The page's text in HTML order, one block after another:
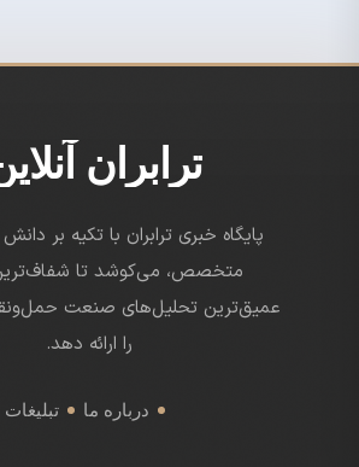
ترابران آنلاین
پایگاه خبری ترابران با تکیه بر دانش
متخصص، می‌کوشد تا شفاف‌ترین
عمیق‌ترین تحلیل‌های صنعت
را ارائه دهد.
درباره ما تبلیغات